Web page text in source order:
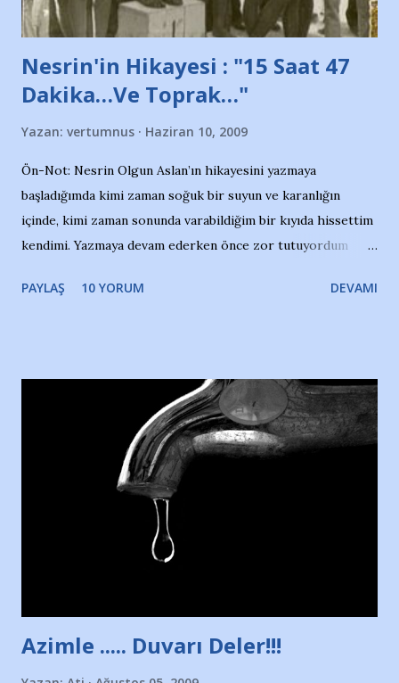
Nesrin'in Hikayesi : "15 Saat 47
Dakika…Ve Toprak…"
Yazan: vertumnus Haziran 10, 2009
Ön-Not: Nesrin Olgun Aslan’ın hikayesini yazmaya
başladığımda kimi zaman soğuk bir suyun ve karanlığın
içinde, kimi zaman sonunda varabildiğim bir kıyıda hissettim
kendimi. Yazmaya devam ederken önce zor tutuyordum
Yazımı, ağlayarak bitirebildim ancak…Kendisinin web
Nesrin’in Hikayesi’ne başlıyorum… 1964 Adana Yüzme
havuzunun kenarında 7 yaşında kara kuru bir kız çocuğu
duruyor. Havuzun içinde Adana Demirspor Kulübü
yüzücüleri. Erkekler çoğunlukta. Küçük kız etrafına bakıyor.
Sadece 4 kız çocuğu var. Nesrin, Adana Demirspor’un 4
kızından biri oluyor o gün…Giriyor havuza. 1973 – 1975
Adana Nesrin, 16 yaşında. Yüzüyor. 7 yaşında girdiği
Türkiye 3.lüğü var. 17 yaşında mar...
PAYLAŞ 10 YORUM DEVAMI
Azimle ..... Duvarı Deler!!!